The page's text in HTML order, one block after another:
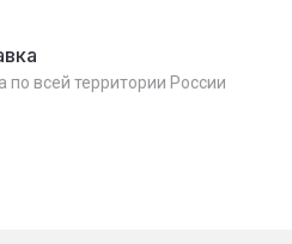
по всей территории России